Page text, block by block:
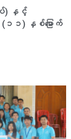
) နှင့်
၁၁) နှစ်မြောက်